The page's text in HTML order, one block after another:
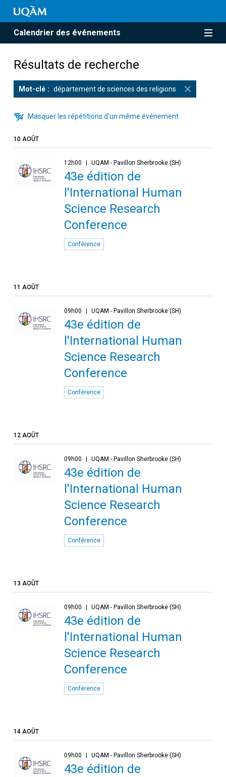
Calendrier des événements
Résultats de recherche
Mot-clé département de sciences des religions
Masquer les répétitions d’un même événement
10 AOÛT
12h00 UQAM - Pavillon Sherbrooke (SH)
43e édition de
l'International Human
Science Research
Conference
Conférence
11 AOÛT
09h00 UQAM - Pavillon Sherbrooke (SH)
43e édition de
l'International Human
Science Research
Conference
Conférence
12 AOÛT
09h00 UQAM - Pavillon Sherbrooke (SH)
43e édition de
l'International Human
Science Research
Conference
Conférence
13 AOÛT
09h00 UQAM - Pavillon Sherbrooke (SH)
43e édition de
l'International Human
Science Research
Conference
Conférence
14 AOÛT
09h00 UQAM - Pavillon Sherbrooke (SH)
43e édition de